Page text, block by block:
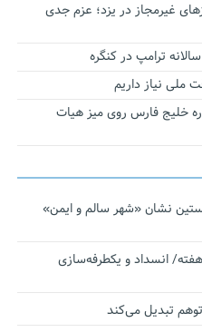
غیرمجاز در یزد؛ عزم جدی
ترامپ در کنگره
ملی نیاز داریم
ستاره خلیج فارس روی میز هیات
نشان «شهر سالم و ایمن»
انسداد و یکطرفه‌سازی
توهم تبدیل می‌کند